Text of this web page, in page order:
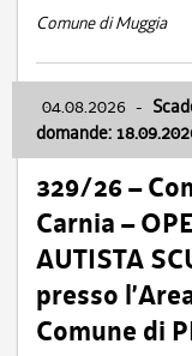
Comune di Muggia
04.08.2026 -
domande:
329/26 –
Carnia –
AUTISTA
presso
Comune di